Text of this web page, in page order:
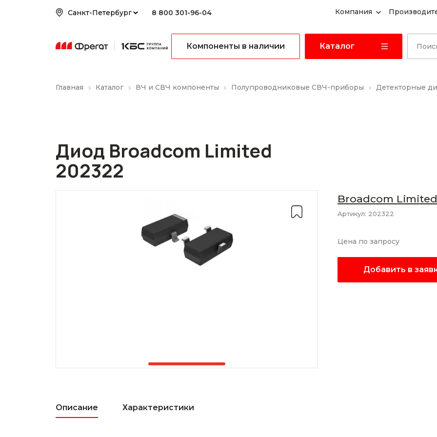
8 800 301-96-04 Компания
Компоненты в наличии Каталог
Главная Каталог ВЧ и СВЧ компоненты Полупроводниковые СВЧ-приборы Детекторные
Диод Broadcom Limited
202322
Broadcom Limited
Артикул: 202322
Цена по запросу
Добавить в
Описание Характеристики